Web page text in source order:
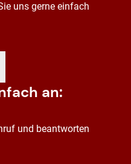
uns gerne einfach
an:
und beantworten